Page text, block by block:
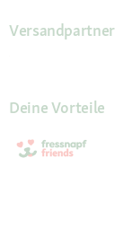
Versandpartner
Deine Vorteile